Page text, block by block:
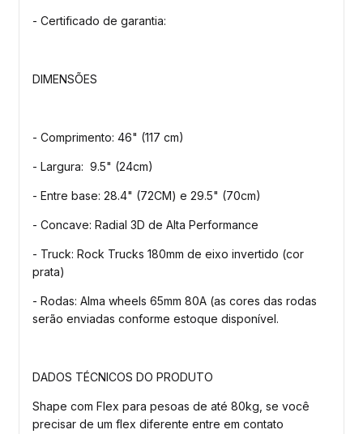
- Certificado de garantia:
DIMENSÕES
- Comprimento: 46" (117 cm)
- Largura: 9.5" (24cm)
- Entre base: 28.4" (72CM) e 29.5" (70cm)
- Concave: Radial 3D de Alta Performance
- Truck: Rock Trucks 180mm de eixo invertido (cor
prata)
- Rodas: Alma wheels 65mm 80A (as cores das rodas
serão enviadas conforme estoque disponível.
DADOS TÉCNICOS DO PRODUTO
Shape com Flex para pesoas de até 80kg, se você
precisar de um flex diferente entre em contato